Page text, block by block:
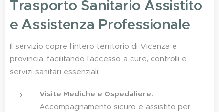
Trasporto Sanitario Assistito
e Assistenza Professionale
Il servizio copre l'intero territorio di Vicenza e
provincia, facilitando l'accesso a cure, controlli e
servizi sanitari essenziali:
Visite Mediche e Ospedaliere:
Accompagnamento sicuro e assistito per